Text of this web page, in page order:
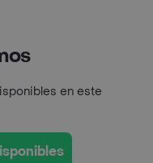
en este